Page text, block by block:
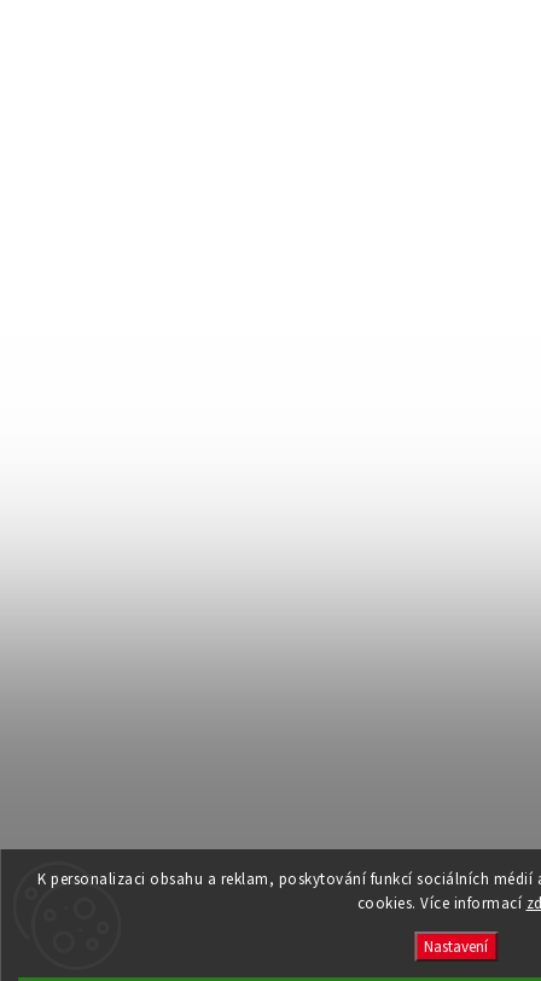
K personalizaci obsahu a reklam, poskytování funkcí sociálních
cookies. Více informací
Nastavení